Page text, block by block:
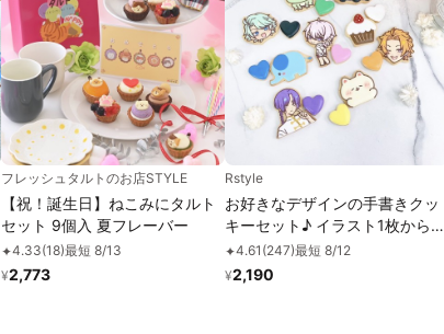
フレッシュタルトのお店STYLE
【祝！誕生日】ねこみにタルト
セット 9個入 夏フレーバー
✦4.33(18)最短 8/13
¥2,773
Rstyle
お好きなデザインの手書きクッ
キーセット♪ イラスト1枚から購
入可能！ハート付き《イラスト
クッキー｜頂いた画像からお作
✦4.61 (247)最短 8/12
¥2,190